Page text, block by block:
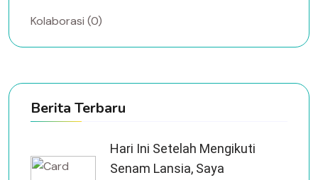
Kolaborasi (0)
Berita Terbaru
Hari Ini Setelah Mengikuti
Senam Lansia, Saya